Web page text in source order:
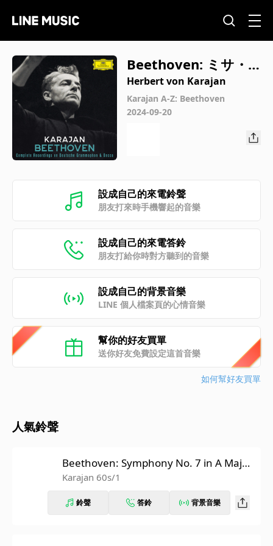
Beethoven: ミサ・
ソレムニス ニ長調 作
品123: 第5章 アニュ
ス・デイ: b. われら
に平安を与えたまえ
Herbert von Karajan
Karajan A-Z: Beethoven
2024-09-20
設成自己的來電鈴聲
朋友打來時手機響起的音樂
設成自己的來電答鈴
朋友打給你時對方聽到的音樂
設成自己的背景音樂
LINE 個人檔案頁的心情音樂
幫你的好友買單
送你好友免費設定這首音樂
如何幫好友買單
人氣鈴聲
Beethoven: Symphony No. 7 in A Major,
Op. 92: II. Allegretto (Recorded 1962)
Karajan 60s/1
鈴聲 答鈴 背景音樂